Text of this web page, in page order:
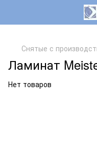
Снятые с
Ламинат
Нет товаров